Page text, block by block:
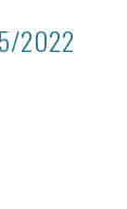
2022